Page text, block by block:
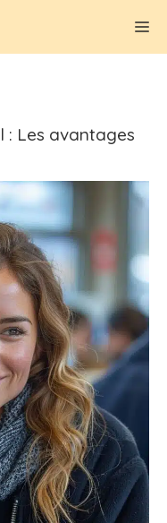
: Les avantages